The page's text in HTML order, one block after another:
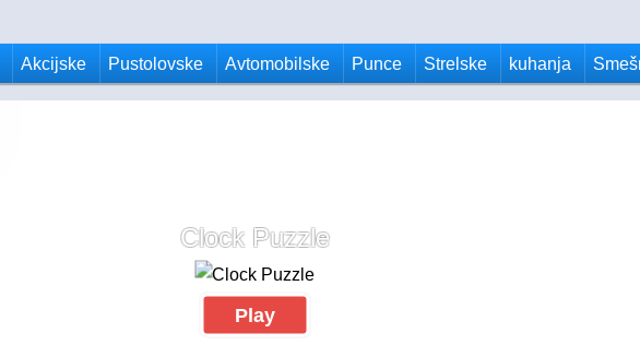
Akcijske Pustolovske Avtomobilske Punce Strelske kuhanja
Clock Puzzle
Play